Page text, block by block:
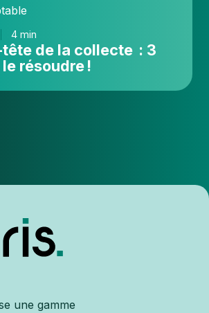
4 min
de la collecte : 3
résoudre !
une gamme